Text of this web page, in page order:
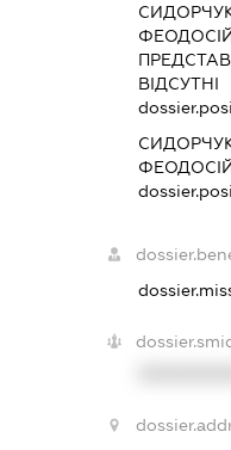
ВІДСУТНІ